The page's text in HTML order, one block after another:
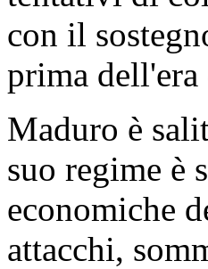
con il
prima
Maduro è
suo regime è
economiche
attacchi,